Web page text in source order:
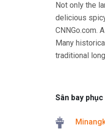
Not only the
delicious
CNNGo.com.
Many
traditional
Sân bay phục